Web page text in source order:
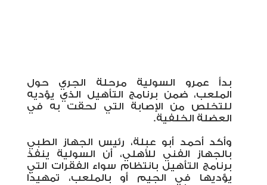
بدأ عمرو السولية مرحلة الجري حول
الملعب، ضمن برنامج التأهيل الذي يؤديه
للتخلص من الإصابة التي لحقت به في
العضلة الخلفية.
وأكد أحمد أبو عبلة، رئيس الجهاز الطبي
بالجهاز الفني للأهلي، أن السولية ينفذ
برنامج التأهيل بانتظام سواء الفقرات التي
يؤديها في الجيم أو بالملعب، تمهيدًا